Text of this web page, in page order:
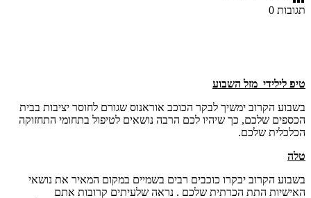
תגובות 0
טיפ לילידי מזל השבוע
בשבוע הקרוב ימשיך לבקר הכוכב אוראנוס שגורם לחוסר יציבות בבית
הכספים שלכם, כך שיהיו לכם הרבה נושאים לטיפול בתחומי התחזוקה
הכלכלית שלכם.
טלה
בשבוע הקרוב יבקרו כוכבים רבים בשמיים במקום המאיר את נושאי
האישיות התת הכרתית שלכם . נראה שלעיתים קרובות אתם